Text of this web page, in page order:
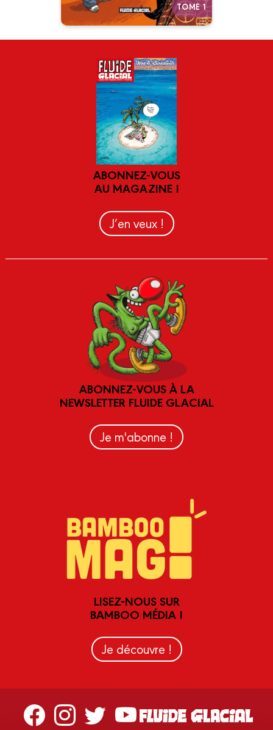
TOME 1
ABONNEZ-VOUS
AU MAGAZINE !
J’en veux !
ABONNEZ-VOUS À LA
NEWSLETTER FLUIDE GLACIAL
Je m'abonne !
LISEZ-NOUS SUR
BAMBOO MÉDIA !
Je découvre !